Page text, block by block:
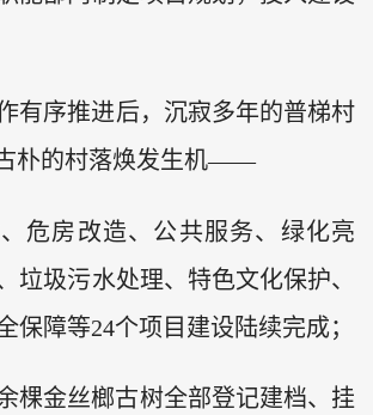
有序推进后，沉寂多年的普梯村
朴的村落焕发生机——
危房改造、公共服务、绿化亮
垃圾污水处理、特色文化保护、
保障等24个项目建设陆续完成；
棵金丝榔古树全部登记建档、挂